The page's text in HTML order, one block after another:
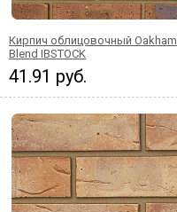
Кирпич облицовочный Oakham
Blend IBSTOCK
41.91 руб.